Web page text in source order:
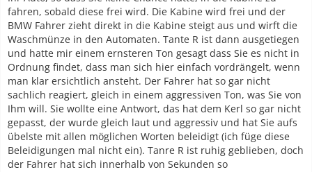
fahren, sobald diese frei wird. Die Kabine wird frei und der
BMW Fahrer zieht direkt in die Kabine steigt aus und wirft die
Waschmünze in den Automaten. Tante R ist dann ausgetiegen
und hatte mir einem ernsteren Ton gesagt dass Sie es nicht in
Ordnung findet, dass man sich hier einfach vordrängelt, wenn
man klar ersichtlich ansteht. Der Fahrer hat so gar nicht
sachlich reagiert, gleich in einem aggressiven Ton, was Sie von
Ihm will. Sie wollte eine Antwort, das hat dem Kerl so gar nicht
gepasst, der wurde gleich laut und aggressiv und hat Sie aufs
übelste mit allen möglichen Worten beleidigt (ich füge diese
Beleidigungen mal nicht ein). Tanre R ist ruhig geblieben, doch
der Fahrer hat sich innerhalb von Sekunden so